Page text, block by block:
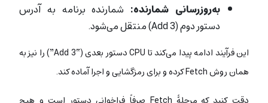
به‌روزرسانی شمارنده: شمارنده برنامه به آدرس
دستور دوم (Add 3) منتقل می‌شود.
این فرآیند ادامه پیدا می‌کند تا CPU دستور بعدی (“Add 3”) را نیز به
همان روش Fetch کرده و برای رمزگشایی و اجرا آماده کند.